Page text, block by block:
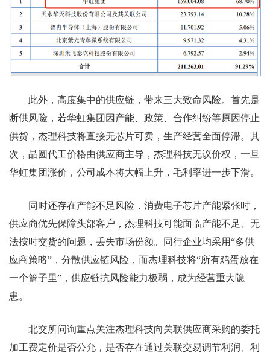
此外，高度集中的供应链，带来三大致命风险。首先是
断供风险，若华虹集团因产能、政策、合作纠纷等原因停止
供货，杰理科技将直接无芯片可卖，生产经营全面停滞。其
次，晶圆代工价格由供应商主导，杰理科技无议价权，一旦
华虹集团涨价，公司成本将大幅上升，毛利率进一步下滑。
同时还存在产能不足风险，消费电子芯片产能紧张时，
供应商优先保障头部客户，杰理科技可能面临产能不足、无
法按时交货的问题，丢失市场份额。同行企业均采用“多供
应商策略”，分散供应链风险，而杰理科技将“所有鸡蛋放在
一个篮子里”，供应链抗风险能力极弱，成为经营重大隐
患。
北交所问询重点关注杰理科技向关联供应商采购的委托
加工费定价是否公允，是否存在通过关联交易调节利润、利